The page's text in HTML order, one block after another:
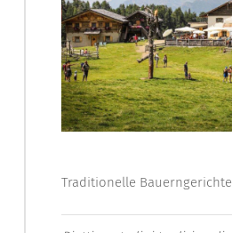
Traditionelle Bauerngerichte